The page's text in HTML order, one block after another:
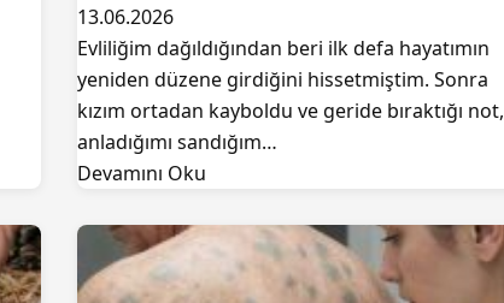
13.06.2026
Evliliğim dağıldığından beri ilk defa hayatımın
yeniden düzene girdiğini hissetmiştim. Sonra
kızım ortadan kayboldu ve geride bıraktığı not,
anladığımı sandığım…
Devamını Oku